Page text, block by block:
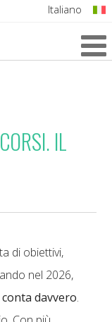
Italiano
IL
di obiettivi,
nel 2026,
davvero.